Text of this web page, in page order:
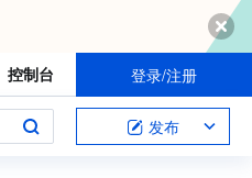
控制台 登录/注册
发布